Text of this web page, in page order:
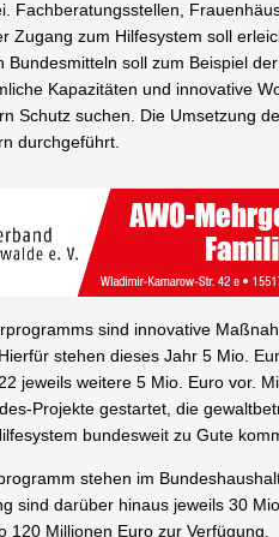
Fachberatungsstellen,
Zugang zum Hilfesystem soll
soll zum Beispiel
Kapazitäten und innovative
Schutz suchen. Die Umsetzung
durchgeführt.
sind innovative
stehen dieses Jahr 5 Mio.
jeweils weitere 5 Mio. Euro vor.
Projekte gestartet, die
bundesweit zu Gute
stehen im
sind darüber hinaus jeweils 30
120 Millionen Euro zur Verfügung.
FRAUEN